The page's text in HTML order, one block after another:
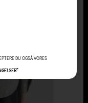
DU OGSÅ VORES